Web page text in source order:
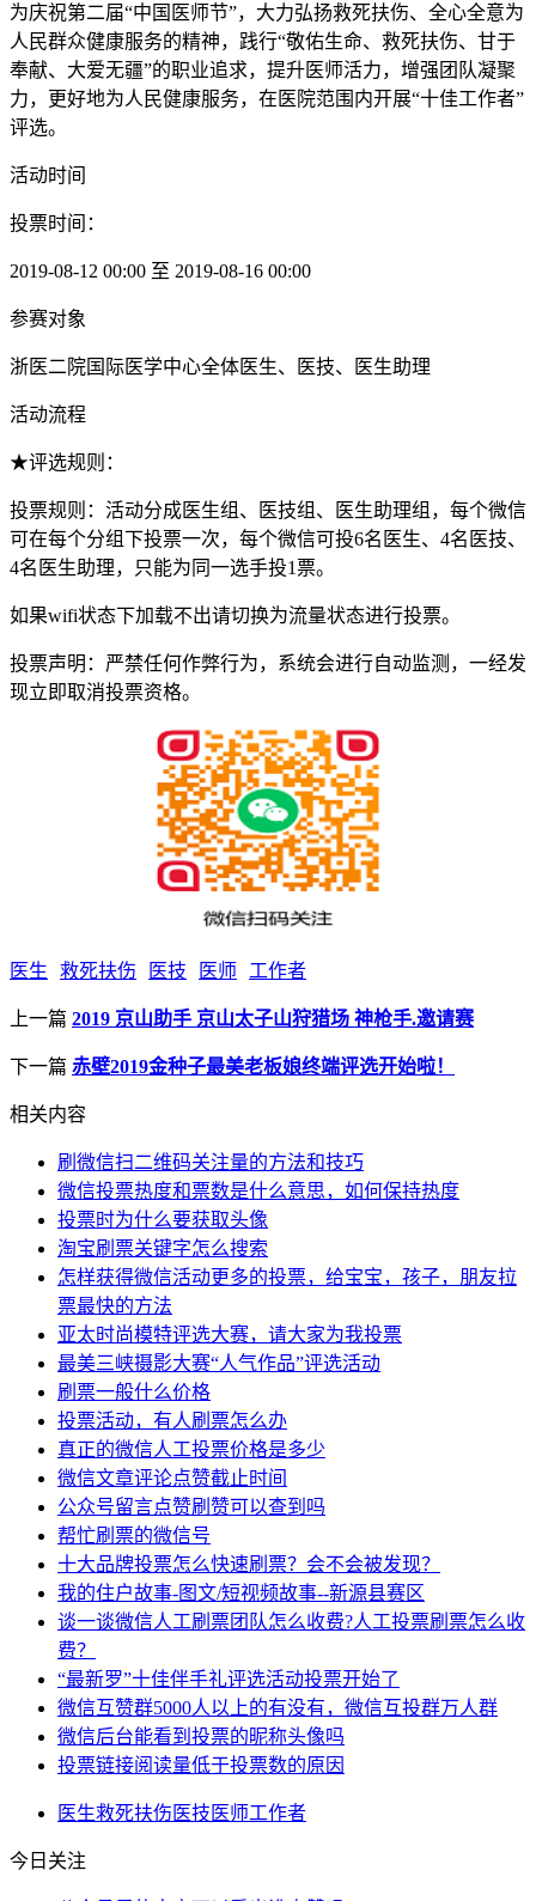
为庆祝第二届“中国医师节”，大力弘扬救死扶伤、全心全意为
人民群众健康服务的精神，践行“敬佑生命、救死扶伤、甘于
奉献、大爱无疆”的职业追求，提升医师活力，增强团队凝聚
力，更好地为人民健康服务，在医院范围内开展“十佳工作者”
评选。
活动时间
投票时间：
2019-08-12 00:00 至 2019-08-16 00:00
参赛对象
浙医二院国际医学中心全体医生、医技、医生助理
活动流程
★评选规则：
投票规则：活动分成医生组、医技组、医生助理组，每个微信
可在每个分组下投票一次，每个微信可投6名医生、4名医技、
4名医生助理，只能为同一选手投1票。
如果wifi状态下加载不出请切换为流量状态进行投票。
投票声明：严禁任何作弊行为，系统会进行自动监测，一经发
现立即取消投票资格。
医生 救死扶伤 医技 医师 工作者
上一篇 2019 京山助手 京山太子山狩猎场 神枪手.邀请赛
下一篇 赤壁2019金种子最美老板娘终端评选开始啦！
相关内容
刷微信扫二维码关注量的方法和技巧
微信投票热度和票数是什么意思，如何保持热度
投票时为什么要获取头像
淘宝刷票关键字怎么搜索
怎样获得微信活动更多的投票，给宝宝，孩子，朋友拉
票最快的方法
亚太时尚模特评选大赛，请大家为我投票
最美三峡摄影大赛“人气作品”评选活动
刷票一般什么价格
投票活动，有人刷票怎么办
真正的微信人工投票价格是多少
微信文章评论点赞截止时间
公众号留言点赞刷赞可以查到吗
帮忙刷票的微信号
十大品牌投票怎么快速刷票？会不会被发现？
我的住户故事-图文/短视频故事--新源县赛区
谈一谈微信人工刷票团队怎么收费?人工投票刷票怎么收
费？
“最新罗”十佳伴手礼评选活动投票开始了
微信互赞群5000人以上的有没有，微信互投群万人群
微信后台能看到投票的昵称头像吗
投票链接阅读量低于投票数的原因
医生救死扶伤 医技 医师工作者
今日关注